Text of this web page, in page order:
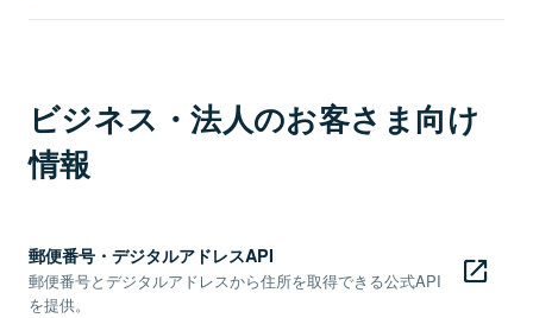
ビジネス・法人のお客さま向け
情報
郵便番号・デジタルアドレスAPI
郵便番号とデジタルアドレスから住所を取得できる公式API
を提供。